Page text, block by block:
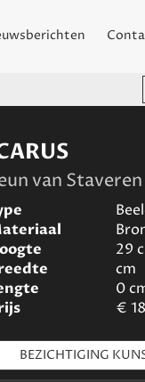
van Staveren
29
cm
0
€
BEZICHTIGING